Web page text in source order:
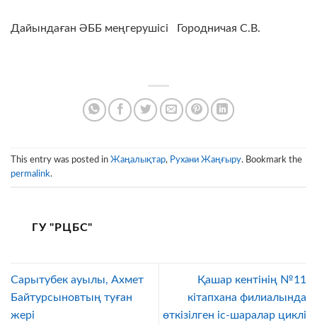
Дайындаған ӘББ меңгерушісі Городничая С.В.
This entry was posted in Жаңалықтар, Рухани Жаңғыру. Bookmark the
permalink.
ГУ "РЦБС"
Сарытубек ауылы, Ахмет
Байтурсыновтың туған
жері
Қашар кентінің №11
кітапхана филиалында
өткізілген іс-шаралар циклі